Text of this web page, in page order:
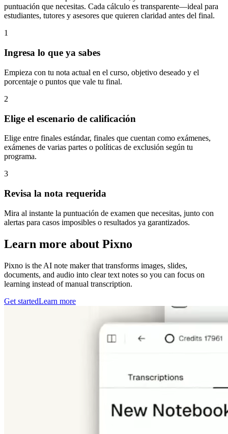
puntuación que necesitas. Cada cálculo es transparente—ideal para
estudiantes, tutores y asesores que quieren claridad antes del final.
1
Ingresa lo que ya sabes
Empieza con tu nota actual en el curso, objetivo deseado y el
porcentaje o puntos que vale tu final.
2
Elige el escenario de calificación
Elige entre finales estándar, finales que cuentan como exámenes,
exámenes de varias partes o políticas de exclusión según tu
programa.
3
Revisa la nota requerida
Mira al instante la puntuación de examen que necesitas, junto con
alertas para casos imposibles o resultados ya garantizados.
Learn more about Pixno
Pixno is the AI note maker that transforms images, slides,
documents, and audio into clear text notes so you can focus on
learning instead of manual transcription.
Get startedLearn more